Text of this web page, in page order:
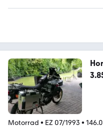
Motorrad • EZ 07/1993 •